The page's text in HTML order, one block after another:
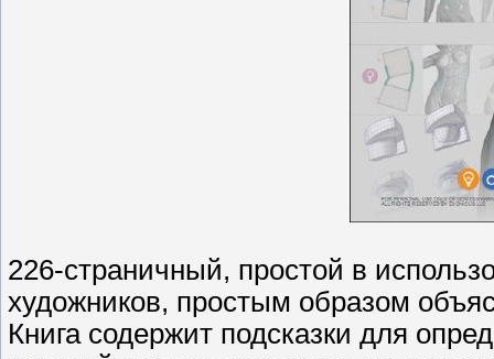
226-страничный, простой в
художников, простым образом
Книга содержит подсказки для